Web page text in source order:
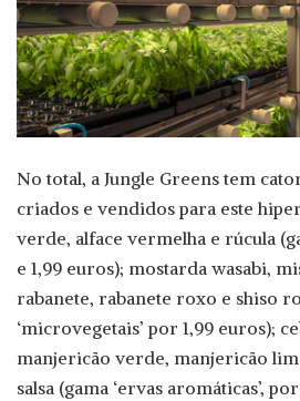
No total, a Jungle Greens tem
criados e vendidos para este
verde, alface vermelha e rúcula
e 1,99 euros); mostarda wasabi,
rabanete, rabanete roxo e shiso
‘microvegetais’ por 1,99 euros);
manjericão verde, manjericão
salsa (gama ‘ervas aromáticas’,